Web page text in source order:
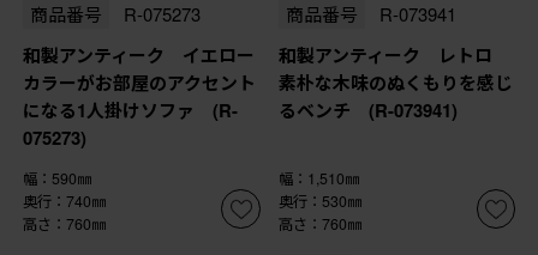
商品番号 R-075273
和製アンティーク イエロー
カラーがお部屋のアクセント
になる1人掛けソファ (R-
075273)
幅：590㎜
奥行：740㎜
高さ：760㎜
商品番号 R-073941
和製アンティーク レトロ
素朴な木味のぬくもりを感じ
るベンチ (R-073941)
幅：1,510㎜
奥行：530㎜
高さ：760㎜